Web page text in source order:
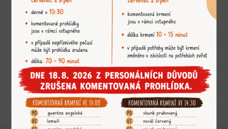
ANTILOPA JELENÍ